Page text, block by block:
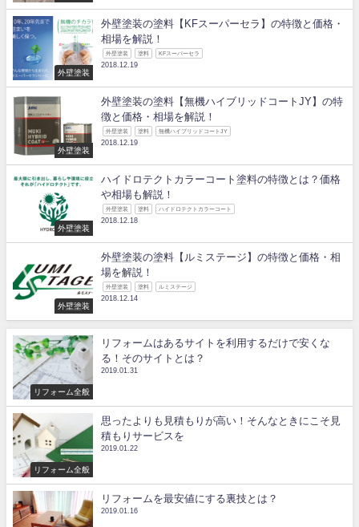
外壁塗装
外壁塗装の塗料【KFスーパーセラ】の特徴と価格・
相場を解説！
外壁塗装 塗料 KFスーパーセラ
2018.12.19
外壁塗装
外壁塗装の塗料【無機ハイブリッドコートJY】の特
徴と価格・相場を解説！
外壁塗装 塗料 無機ハイブリッドコートJY
2018.12.19
外壁塗装
ハイドロテクトカラーコート塗料の特徴とは？価格
や相場も解説！
外壁塗装 塗料 ハイドロテクトカラーコート
2018.12.18
外壁塗装
外壁塗装の塗料【ルミステージ】の特徴と価格・相
場を解説！
外壁塗装 塗料 ルミステージ
2018.12.14
リフォーム全般
リフォームはあるサイトを利用するだけで安くな
る！そのサイトとは？
2019.01.31
リフォーム全般
思ったよりも見積もりが高い！そんなときにこそ見
積もりサービスを
2019.01.22
リフォームを最安値にする裏技とは？
2019.01.16